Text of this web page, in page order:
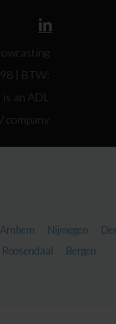
| BTW:
an ADL
company
Arnhem Nijmegen
Roosendaal
Bergen